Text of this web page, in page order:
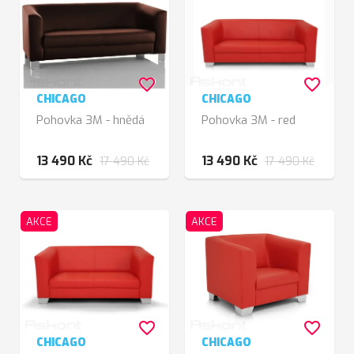
CHICAGO
Pohovka 3M - hnědá
13 490 Kč 17 490 Kč
favorite_border
CHICAGO
Pohovka 3M - red
13 490 Kč 17 490 Kč
favorite_border
AKCE
CHICAGO
favorite_border
AKCE
CHICAGO
favorite_border